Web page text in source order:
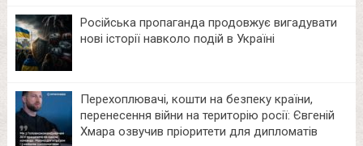
Російська пропаганда продовжує вигадувати
нові історії навколо подій в Україні
Перехоплювачі, кошти на безпеку країни,
перенесення війни на територію росії: Євгеній
Хмара озвучив пріоритети для дипломатів